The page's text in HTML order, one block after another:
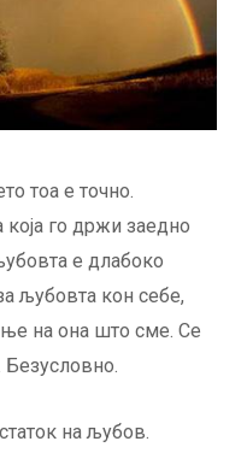
тоа е точно.
го држи заедно
е длабоко
љубовта кон себе,
на она што сме. Се
на љубов.